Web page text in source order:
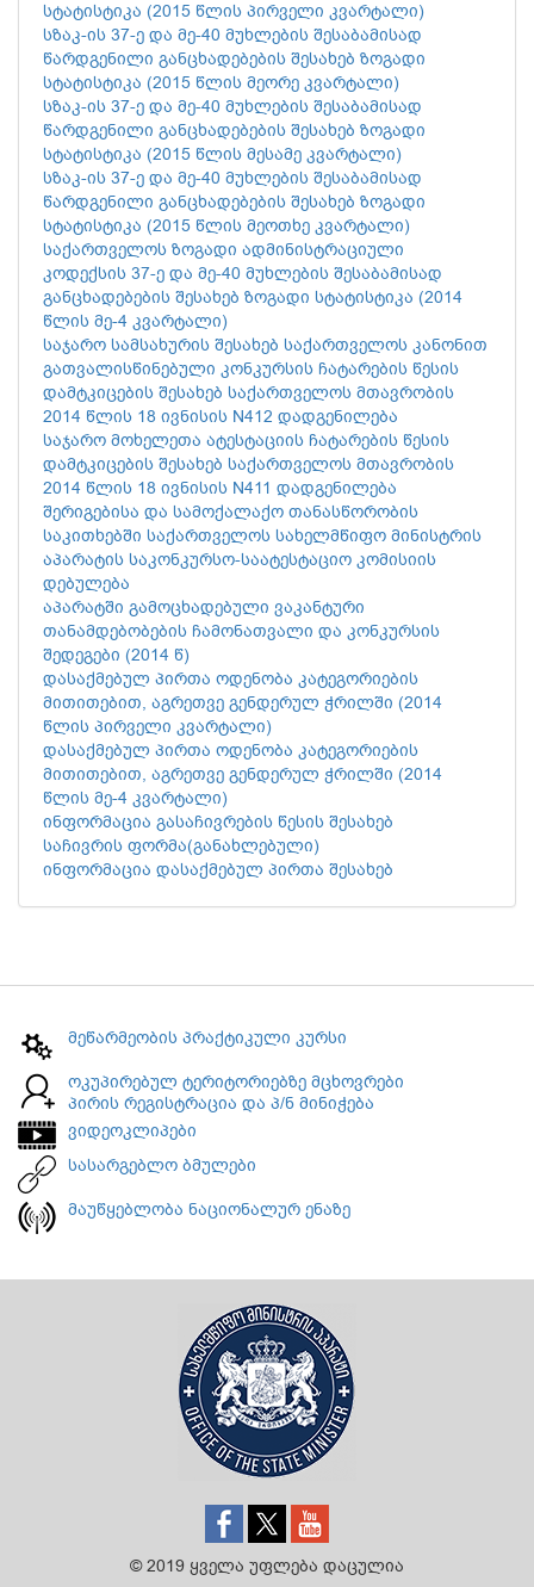
სტატისტიკა (2015 წლის პირველი კვარტალი)
სზაკ-ის 37-ე და მე-40 მუხლების შესაბამისად
წარდგენილი განცხადებების შესახებ ზოგადი
სტატისტიკა (2015 წლის მეორე კვარტალი)
სზაკ-ის 37-ე და მე-40 მუხლების შესაბამისად
წარდგენილი განცხადებების შესახებ ზოგადი
სტატისტიკა (2015 წლის მესამე კვარტალი)
სზაკ-ის 37-ე და მე-40 მუხლების შესაბამისად
წარდგენილი განცხადებების შესახებ ზოგადი
სტატისტიკა (2015 წლის მეოთხე კვარტალი)
საქართველოს ზოგადი ადმინისტრაციული
კოდექსის 37-ე და მე-40 მუხლების შესაბამისად
განცხადებების შესახებ ზოგადი სტატისტიკა (2014
წლის მე-4 კვარტალი)
საჯარო სამსახურის შესახებ საქართველოს კანონით
გათვალისწინებული კონკურსის ჩატარების წესის
დამტკიცების შესახებ საქართველოს მთავრობის
2014 წლის 18 ივნისის N412 დადგენილება
საჯარო მოხელეთა ატესტაციის ჩატარების წესის
დამტკიცების შესახებ საქართველოს მთავრობის
2014 წლის 18 ივნისის N411 დადგენილება
შერიგებისა და სამოქალაქო თანასწორობის
საკითხებში საქართველოს სახელმწიფო მინისტრის
აპარატის საკონკურსო-საატესტაციო კომისიის
დებულება
აპარატში გამოცხადებული ვაკანტური
თანამდებობების ჩამონათვალი და კონკურსის
შედეგები (2014 წ)
დასაქმებულ პირთა ოდენობა კატეგორიების
მითითებით, აგრეთვე გენდერულ ჭრილში (2014
წლის პირველი კვარტალი)
დასაქმებულ პირთა ოდენობა კატეგორიების
მითითებით, აგრეთვე გენდერულ ჭრილში (2014
წლის მე-4 კვარტალი)
ინფორმაცია გასაჩივრების წესის შესახებ
საჩივრის ფორმა(განახლებული)
ინფორმაცია დასაქმებულ პირთა შესახებ
მეწარმეობის პრაქტიკული კურსი
ოკუპირებულ ტერიტორიებზე მცხოვრები
პირის რეგისტრაცია და პ/ნ მინიჭება
ვიდეოკლიპები
სასარგებლო ბმულები
მაუწყებლობა ნაციონალურ ენაზე
© 2019 ყველა უფლება დაცულია